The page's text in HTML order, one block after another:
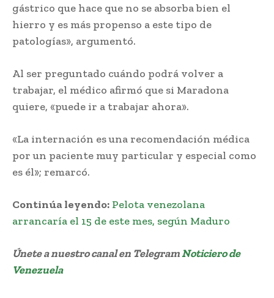
gástrico que hace que no se absorba bien el
hierro y es más propenso a este tipo de
patologías», argumentó.
Al ser preguntado cuándo podrá volver a
trabajar, el médico afirmó que si Maradona
quiere, «puede ir a trabajar ahora».
«La internación es una recomendación médica
por un paciente muy particular y especial como
es él»; remarcó.
Continúa leyendo: Pelota venezolana
arrancaría el 15 de este mes, según Maduro
Únete a nuestro canal en TelegramNoticiero de
Venezuela